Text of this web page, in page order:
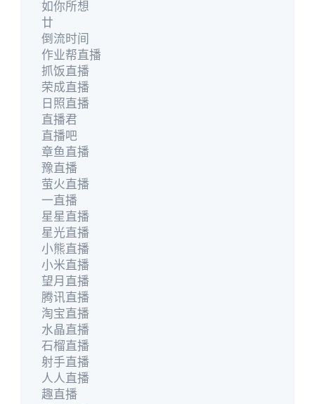
如你所想
廿
倒流时间
作业帮直播
抓饭直播
荣成直播
日照直播
直播君
直播吧
章鱼直播
豫直播
萤火直播
一直播
星星直播
星光直播
小熊直播
小米直播
望月直播
腾讯直播
淘宝直播
水晶直播
石榴直播
射手直播
人人直播
趣直播